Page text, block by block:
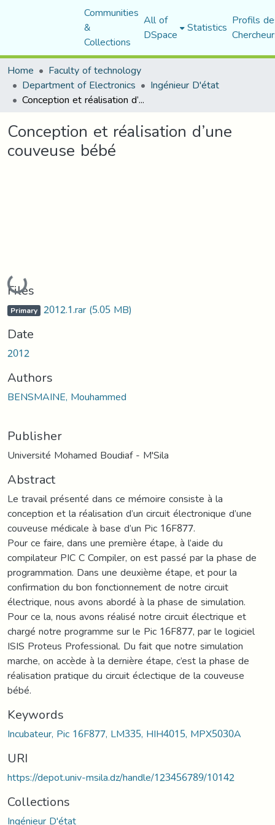
Communities
&
Collections
All of
DSpace Statistics Profils
Home
Faculty of technology
Department of Electronics Ingénieur D'état
Conception et réalisation d’une couveuse bébé
Conception et réalisation d’une
couveuse bébé
Loading...
Files
Primary 2012.1.rar(5.05 MB)
Date
2012
Authors
BENSMAINE, Mouhammed
Publisher
Université Mohamed Boudiaf - M'Sila
Abstract
Le travail présenté dans ce mémoire consiste à la
conception et la réalisation d’un circuit électronique d’une
couveuse médicale à base d’un Pic 16F877.
Pour ce faire, dans une première étape, à l’aide du
compilateur PIC C Compiler, on est passé par la phase de
programmation. Dans une deuxième étape, et pour la
confirmation du bon fonctionnement de notre circuit
électrique, nous avons abordé à la phase de simulation.
Pour ce la, nous avons réalisé notre circuit électrique et
chargé notre programme sur le Pic 16F877, par le logiciel
ISIS Proteus Professional. Du fait que notre simulation
marche, on accède à la dernière étape, c’est la phase de
réalisation pratique du circuit éclectique de la couveuse
bébé.
Keywords
Incubateur, Pic 16F877, LM335, HIH4015, MPX5030A
URI
https://depot.univ-msila.dz/handle/123456789/10142
Collections
Ingénieur D'état